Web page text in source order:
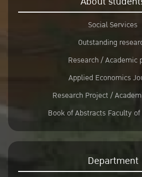
Social Services
Outstanding
Research / Academic
Applied Economics
Research Project /
Book of Abstracts Faculty
Department